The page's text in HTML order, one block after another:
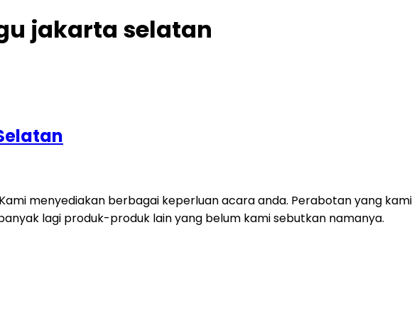
jakarta selatan
menyediakan berbagai keperluan acara anda. Perabotan yang kami
lagi produk-produk lain yang belum kami sebutkan namanya.